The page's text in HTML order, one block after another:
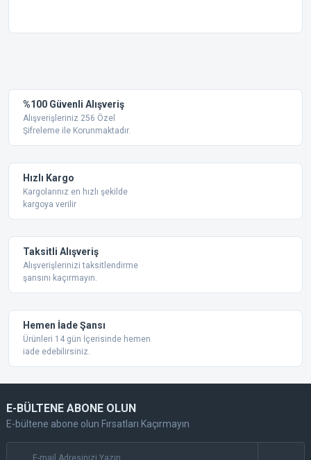
Ürün resmi kalitesiz, bozuk veya görüntülenemiyor.
Ürün açıklamasında eksik bilgiler bulunuyor.
Bu ürüne benzer farklı alternatifler olmalı.
%100 Güvenli Alışveriş
Alışverişleriniz 256 Özel
Şifreleme ile Korunmaktadır.
Hızlı Kargo
Kargolarınız en hızlı şekilde
kargoya verilir
Taksitli Alışveriş
Alışverişlerinizi taksitlendirme
şansını kaçırmayın.
Hemen İade Şansı
Ürünleri 14 gün İçerisinde hemen
iade edebilirsiniz.
E-BÜLTENE ABONE OLUN
E-bültene abone olun Fırsatları Kaçırmayın